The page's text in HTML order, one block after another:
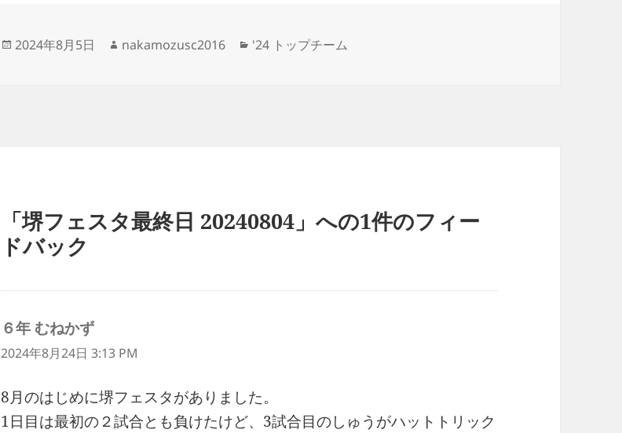
投
2024年8月5日
作
nakamozusc2016
カ
'24 トップチーム
「堺フェスタ最終日 20240804」への1件のフィー
ドバック
６年 むねかず
り:
2024年8月24日 3:13 PM
8月のはじめに堺フェスタがありました。
1日目は最初の２試合とも負けたけど、3試合目のしゅうがハットトリック